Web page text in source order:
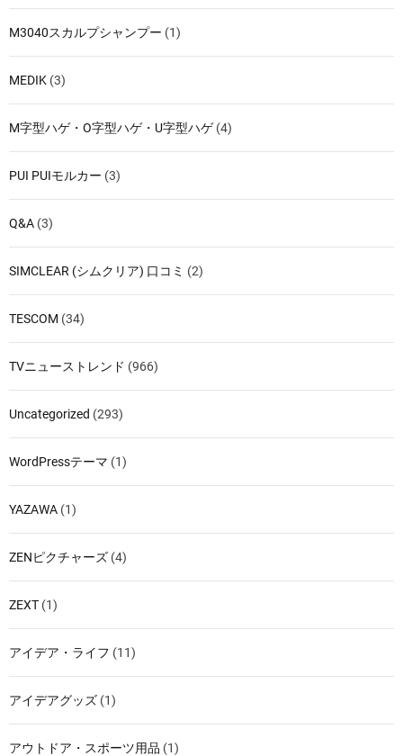
M3040スカルプシャンプー (1)
MEDIK (3)
M字型ハゲ・O字型ハゲ・U字型ハゲ(4)
PUI PUIモルカー (3)
Q&A (3)
SIMCLEAR (シムクリア) 口コミ (2)
TESCOM (34)
TVニューストレンド (966)
Uncategorized (293)
WordPressテーマ (1)
YAZAWA (1)
ZENピクチャーズ (4)
ZEXT (1)
アイデア・ライフ (11)
アイデアグッズ (1)
アウトドア・スポーツ用品 (1)